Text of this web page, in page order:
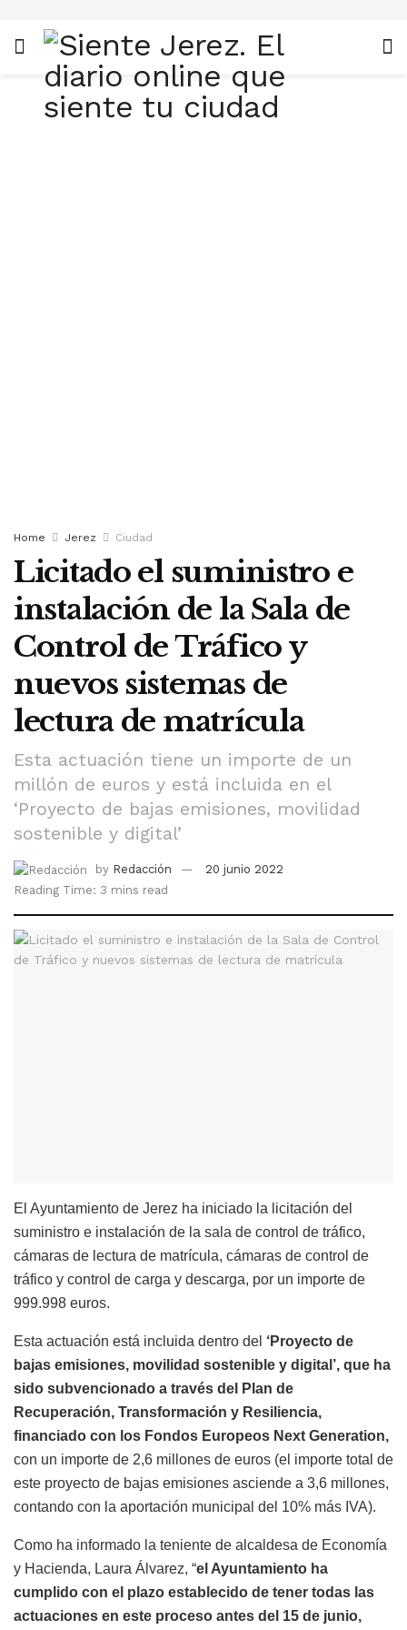
Home Jerez Ciudad
Licitado el suministro e
instalación de la Sala de
Control de Tráfico y
nuevos sistemas de
lectura de matrícula
Esta actuación tiene un importe de un
millón de euros y está incluida en el
‘Proyecto de bajas emisiones, movilidad
sostenible y digital’
by Redacción
20 junio 2022
Reading Time: 3 mins read
El Ayuntamiento de Jerez ha iniciado la licitación del
suministro e instalación de la sala de control de tráfico,
cámaras de lectura de matrícula, cámaras de control de
tráfico y control de carga y descarga, por un importe de
999.998 euros.
Esta actuación está incluida dentro del ‘Proyecto de
bajas emisiones, movilidad sostenible y digital’, que ha
sido subvencionado a través del Plan de
Recuperación, Transformación y Resiliencia,
financiado con los Fondos Europeos Next Generation,
con un importe de 2,6 millones de euros (el importe total de
este proyecto de bajas emisiones asciende a 3,6 millones,
contando con la aportación municipal del 10% más IVA).
Como ha informado la teniente de alcaldesa de Economía
y Hacienda, Laura Álvarez, “el Ayuntamiento ha
cumplido con el plazo establecido de tener todas las
actuaciones en este proceso antes del 15 de junio,